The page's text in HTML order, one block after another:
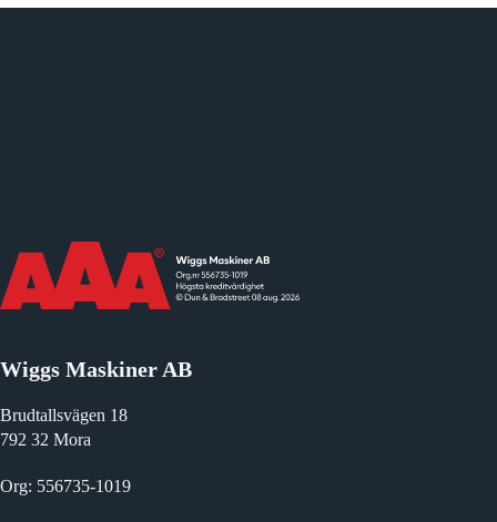
Wiggs Maskiner AB
Brudtallsvägen 18
792 32 Mora
Org: 556735-1019